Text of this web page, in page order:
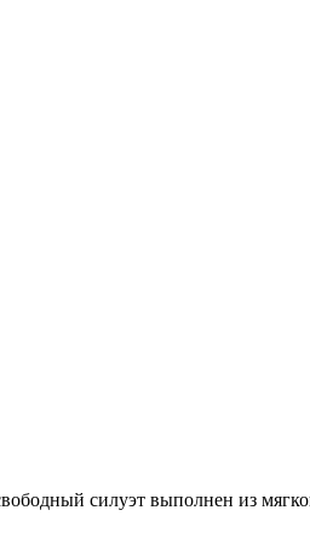
силуэт выполнен из